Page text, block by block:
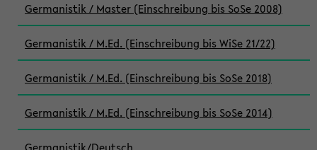
Germanistik / Master (Einschreibung bis SoSe 2008)
Germanistik / M.Ed. (Einschreibung bis WiSe 21/22)
Germanistik / M.Ed. (Einschreibung bis SoSe 2018)
Germanistik / M.Ed. (Einschreibung bis SoSe 2014)